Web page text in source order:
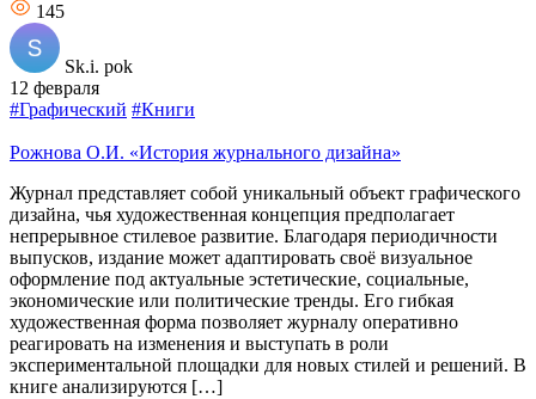
145
Sk.i. pok
12 февраля
#Графический #Книги
Рожнова О.И. «История журнального дизайна»
Журнал представляет собой уникальный объект графического
дизайна, чья художественная концепция предполагает
непрерывное стилевое развитие. Благодаря периодичности
выпусков, издание может адаптировать своё визуальное
оформление под актуальные эстетические, социальные,
экономические или политические тренды. Его гибкая
художественная форма позволяет журналу оперативно
реагировать на изменения и выступать в роли
экспериментальной площадки для новых стилей и решений. В
книге анализируются […]